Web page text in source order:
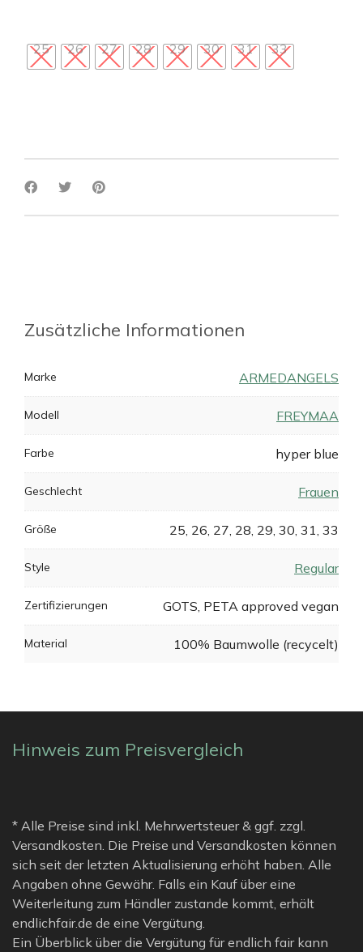
25 26 27 28 29 30 31 33
Zusätzliche Informationen
Marke ARMEDANGELS
Modell FREYMAA
Farbe hyper blue
Geschlecht Frauen
Größe 25, 26, 27, 28, 29, 30, 31, 33
Style Regular
Zertifizierungen GOTS, PETA approved vegan
Material 100% Baumwolle (recycelt)
Hinweis zum Preisvergleich
* Alle Preise sind inkl. Mehrwertsteuer & ggf. zzgl.
Versandkosten. Die Preise und Versandkosten können
sich seit der letzten Aktualisierung erhöht haben. Alle
Angaben ohne Gewähr. Falls ein Kauf über eine
Weiterleitung zum Händler zustande kommt, erhält
endlichfair.de de eine Vergütung.
Ein Überblick über die Vergütung für endlich fair kann